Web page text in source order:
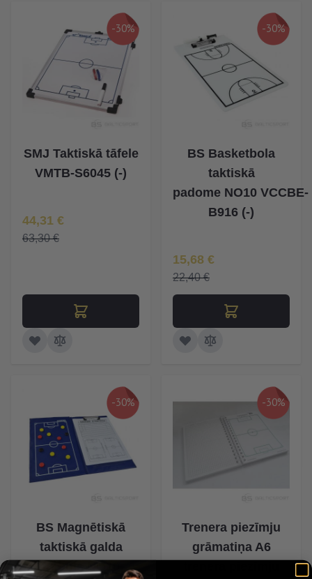
-30%
SMJ Taktiskā tāfele
VMTB-S6045 (-)
Īpaša Cena
44,31 €
63,30 €
-30%
BS Basketbola
taktiskā
padome NO10 VCCBE-
B916 (-)
Īpaša Cena
15,68 €
22,40 €
-30%
BS Magnētiskā
taktiskā galda
futbols NO10
-30%
Trenera piezīmju
grāmatiņa A6